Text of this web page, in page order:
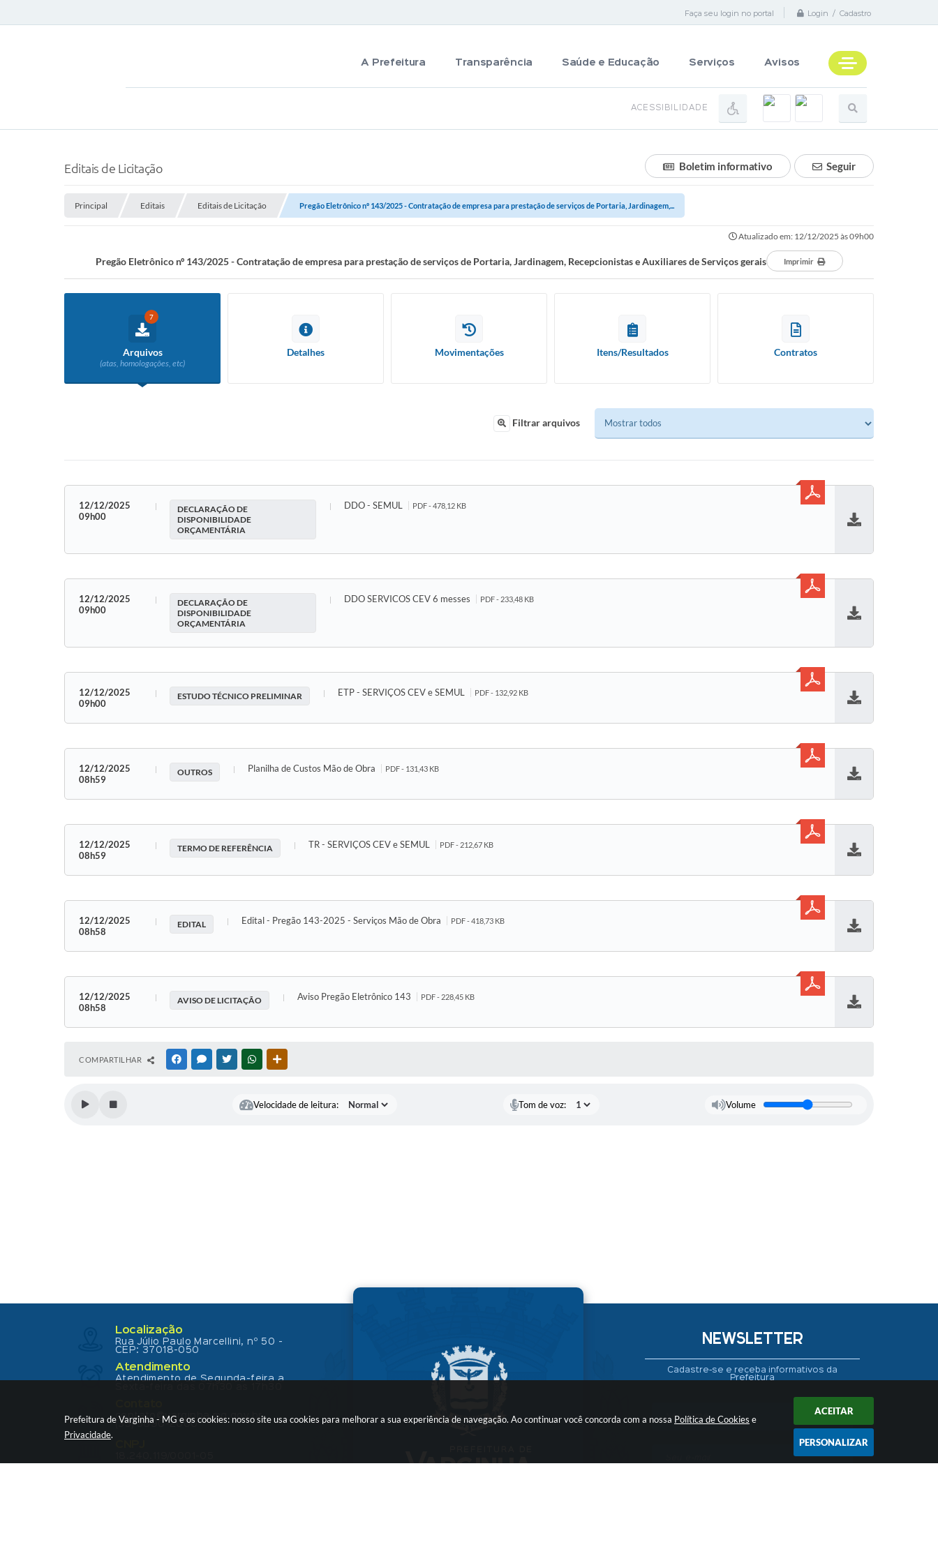
Prefeitura de Varginha - MG e os cookies: nosso site usa cookies para melhorar a sua experiência de navegação. Ao continuar você concorda com a nossa Política de Cookies e
Privacidade.
ACEITAR
PERSONALIZAR
Faça seu login no portal Login / Cadastro
A Prefeitura Transparência Saúde e Educação Serviços Avisos
ACESSIBILIDADE
Editais de Licitação Seguir
Boletim informativo
Principal Editais Editais de Licitação Pregão Eletrônico nº 143/2025 - Contratação de empresa para prestação de serviços de Portaria, Jardinagem,...
Atualizado em: 12/12/2025 às 09h00
Pregão Eletrônico nº 143/2025 - Contratação de empresa para prestação de serviços de Portaria, Jardinagem, Recepcionistas e Auxiliares de Serviços gerais Imprimir
7
Arquivos
(atas, homologações, etc)
Detalhes Movimentações Itens/Resultados Contratos
Filtrar arquivos
12/12/2025
09h00
DECLARAÇÃO DE
DISPONIBILIDADE
ORÇAMENTÁRIA
DDO - SEMUL PDF - 478,12 KB
12/12/2025
09h00
DECLARAÇÃO DE
DISPONIBILIDADE
ORÇAMENTÁRIA
DDO SERVICOS CEV 6 messes PDF - 233,48 KB
12/12/2025
09h00
ESTUDO TÉCNICO PRELIMINAR ETP - SERVIÇOS CEV e SEMUL PDF - 132,92 KB
12/12/2025
08h59
OUTROS Planilha de Custos Mão de Obra PDF - 131,43 KB
12/12/2025
08h59
TERMO DE REFERÊNCIA TR - SERVIÇOS CEV e SEMUL PDF - 212,67 KB
12/12/2025
08h58
EDITAL Edital - Pregão 143-2025 - Serviços Mão de Obra PDF - 418,73 KB
12/12/2025
08h58
AVISO DE LICITAÇÃO Aviso Pregão Eletrônico 143 PDF - 228,45 KB
COMPARTILHAR FACEBOOKMESSENGER
TWITTERWHATSAPP
Velocidade de leitura: Tom de voz: Volume
Localização
Rua Júlio Paulo Marcellini, nº 50 -
CEP: 37018-050
Atendimento
Atendimento de Segunda-feira a
contato@varginha.mg.gov.br
(35) 3690-2000
NEWSLETTER
Cadastre-se e receba informativos da
Prefeitura